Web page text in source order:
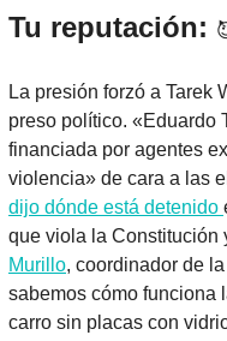
Tu reputación:
La presión forzó a Tarek
preso político. «Eduardo
financiada por agentes
violencia» de cara a las
dijo dónde está detenido
que viola la Constitución
Murillo, coordinador de
sabemos cómo funciona
carro sin placas con